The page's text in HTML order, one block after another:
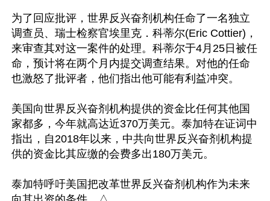
为了回应批评，世界反兴奋剂机构任命了一名独立
调查员、瑞士检察官埃里克．科蒂尔(Eric Cottier)，
来审查其对这一案件的处理。科蒂尔于4月25日被任
命，预计将在两个月内提交调查结果。对他的任命
也激怒了批评者，他们指出他可能有利益冲突。
美国向世界反兴奋剂机构提供的资金比任何其他国
家都多，今年就高达近370万美元。泰加特在证词中
指出，自2018年以来，中共向世界反兴奋剂机构提
供的资金比其应缴的会费多出180万美元。
泰加特呼吁美国把改革世界反兴奋剂机构作为未来